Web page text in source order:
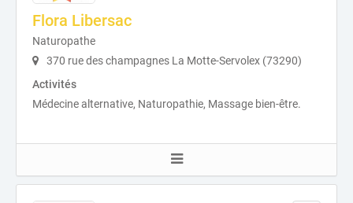
Flora Libersac
Naturopathe
370 rue des champagnes La Motte-Servolex (73290)
Activités
Médecine alternative, Naturopathie, Massage bien-être.